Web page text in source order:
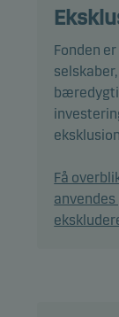
igennem
samt aktivt
Invests
Afdelingen
på minimum
Den
Fonden
Få